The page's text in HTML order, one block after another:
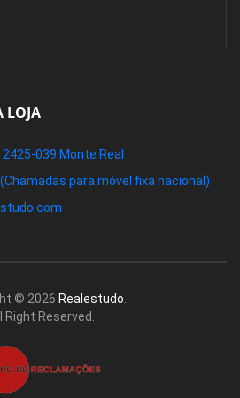
LOJA
2425-039 Monte Real
para móvel fixa nacional)
© 2026 Realestudo
Right Reserved.